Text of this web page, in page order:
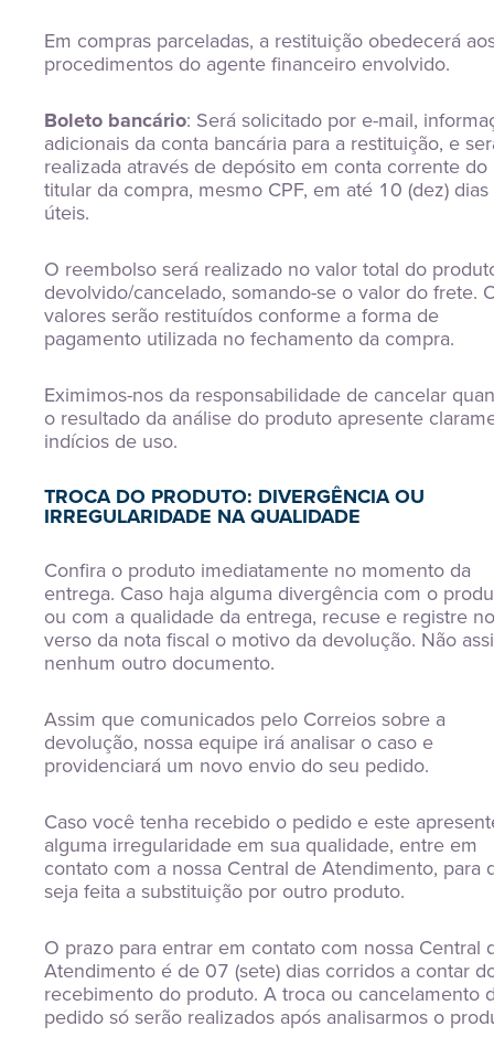
Em compras parceladas, a restituição obedecerá
procedimentos do agente financeiro envolvido.
Boleto bancário: Será solicitado por e-mail,
adicionais da conta bancária para a restituição, e
realizada através de depósito em conta corrente do
titular da compra, mesmo CPF, em até 10 (dez) dias
úteis.
O reembolso será realizado no valor total do
devolvido/cancelado, somando-se o valor do frete.
valores serão restituídos conforme a forma de
pagamento utilizada no fechamento da compra.
Eximimos-nos da responsabilidade de cancelar
o resultado da análise do produto apresente
indícios de uso.
TROCA DO PRODUTO: DIVERGÊNCIA OU
IRREGULARIDADE NA QUALIDADE
Confira o produto imediatamente no momento da
entrega. Caso haja alguma divergência com o
ou com a qualidade da entrega, recuse e registre no
verso da nota fiscal o motivo da devolução. Não
nenhum outro documento.
Assim que comunicados pelo Correios sobre a
devolução, nossa equipe irá analisar o caso e
providenciará um novo envio do seu pedido.
Caso você tenha recebido o pedido e este
alguma irregularidade em sua qualidade, entre em
contato com a nossa Central de Atendimento, para
seja feita a substituição por outro produto.
O prazo para entrar em contato com nossa Central
Atendimento é de 07 (sete) dias corridos a contar
recebimento do produto. A troca ou cancelamento
pedido só serão realizados após analisarmos o